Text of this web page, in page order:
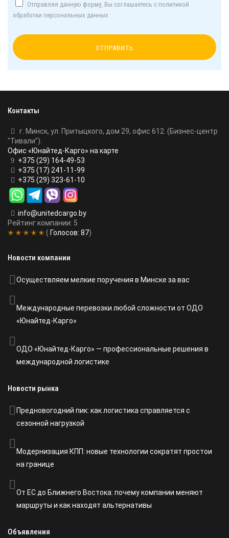
Отправляя данную форму, Вы соглашаетесь с политикой
обработки персональных данных
Контакты
г. Минск, ул. Притыцкого, дом 29, офис 612. (Бизнес-центр
"Тивали").
Офис «Юнайтед-Карго» на карте
+375 (29) 164-49-53
+375 (17) 241-11-99
+375 (29) 323-61-10
info@unitedcargo.by
Рейтинг компании: 5
✭ ✭ ✭ ✭ ✭ ( Голосов: 87)
Новости компании
Осуществляем мелкие поручения в Минске за вас
Международные перевозки любой сложности от ОДО
«Юнайтед-Карго»
ОДО «Юнайтед-Карго» — профессиональные решения в
международной логистике
Новости рынка
Предновогодний пик: как логистика справляется с
сезонной нагрузкой
Модернизация КПП: новые технологии сократят простои
на границе
От ЕС до Ближнего Востока: почему компании меняют
маршруты и как находят альтернативы
Объявления